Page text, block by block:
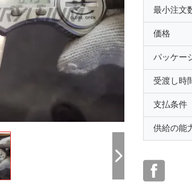
最小注文
価格
パッケー
受渡し時
支払条件
供給の能